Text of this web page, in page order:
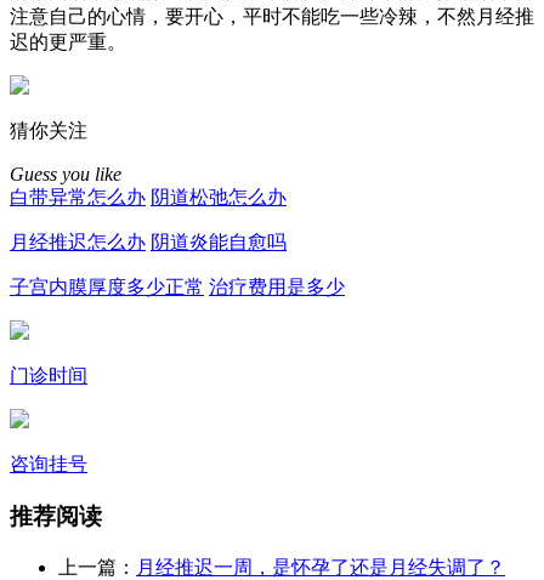
注意自己的心情，要开心，平时不能吃一些冷辣，不然月经推
迟的更严重。
猜你关注
Guess you like
白带异常怎么办 阴道松弛怎么办
月经推迟怎么办 阴道炎能自愈吗
子宫内膜厚度多少正常 治疗费用是多少
门诊时间
咨询挂号
推荐阅读
上一篇： 月经推迟一周，是怀孕了还是月经失调了？